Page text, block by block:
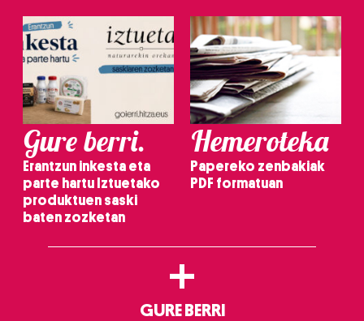
Gure berri.
Erantzun inkesta eta
parte hartu Iztuetako
produktuen saski
baten zozketan
Hemeroteka
Papereko zenbakiak
PDF formatuan
+
GURE BERRI